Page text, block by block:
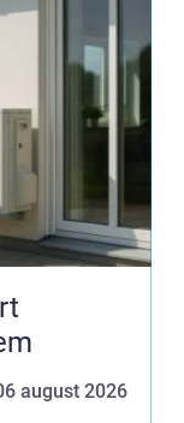
august 2026